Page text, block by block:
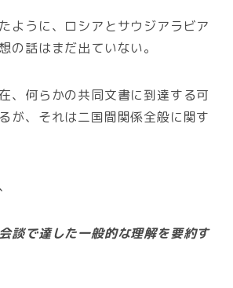
ように、ロシアとサウジアラビア
の話はまだ出ていない。
、何らかの共同文書に到達する可
が、それは二国間関係全般に関す
談で達した一般的な理解を要約す